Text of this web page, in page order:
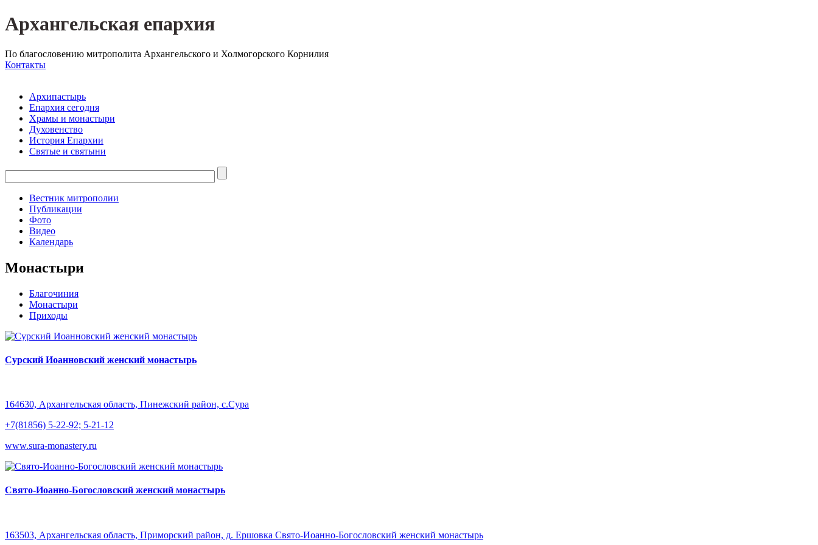
Архангельская епархия
По благословению митрополита Архангельского и Холмогорского Корнилия
Контакты
Архипастырь
Епархия сегодня
Храмы и монастыри
Духовенство
История Епархии
Святые и святыни
Вестник митрополии
Публикации
Фото
Видео
Календарь
Монастыри
Благочиния
Монастыри
Приходы
Сурский Иоанновский женский монастырь
164630, Архангельская область, Пинежский район, с.Сура
+7(81856) 5-22-92; 5-21-12
www.sura-monastery.ru
Свято-Иоанно-Богословский женский монастырь
163503, Архангельская область, Приморский район, д. Ершовка Свято-Иоанно-Богословский женский монастырь